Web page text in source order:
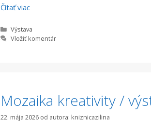
Čítať viac
Kategórie
Výstava
Vložiť komentár
Mozaika kreativity /
22. mája 2026 od autora: kniznicazilina